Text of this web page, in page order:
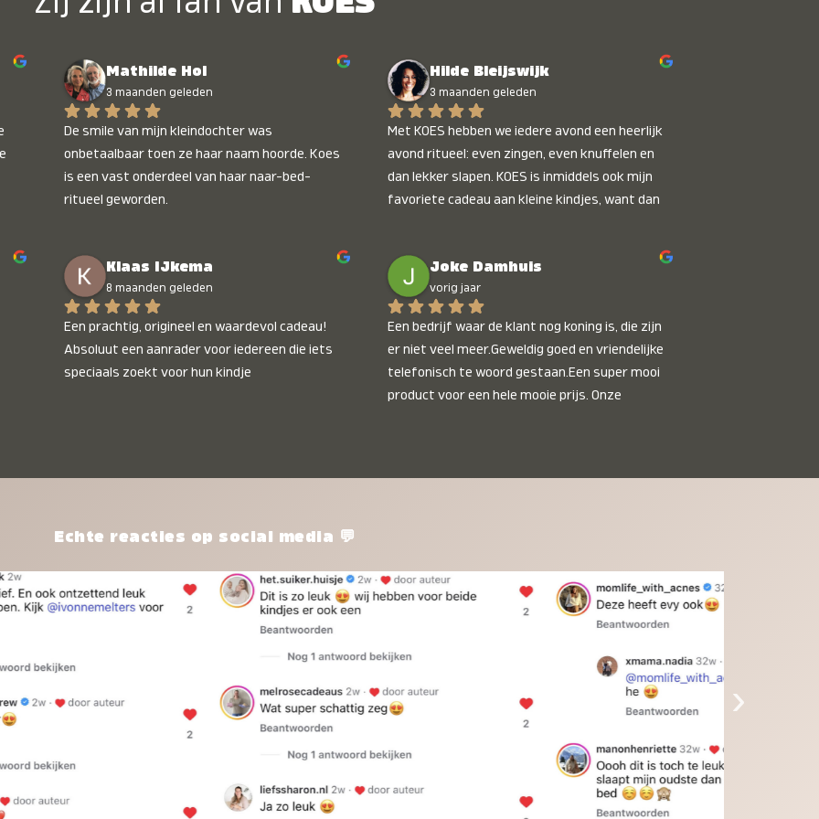
Mathilde Hol
3 maanden geleden
De smile van mijn kleindochter was
onbetaalbaar toen ze haar naam hoorde. Koes
is een vast onderdeel van haar naar-bed-
ritueel geworden.
Hilde Bleijswijk
3 maanden geleden
Met KOES hebben we iedere avond een heerlijk
avond ritueel: even zingen, even knuffelen en
dan lekker slapen. KOES is inmiddels ook mijn
favoriete cadeau aan kleine kindjes, want dan
onbetaalbaar :)
Klaas IJkema
8 maanden geleden
Een prachtig, origineel en waardevol cadeau!
Absoluut een aanrader voor iedereen die iets
speciaals zoekt voor hun kindje
Joke Damhuis
vorig jaar
Een bedrijf waar de klant nog koning is, die zijn
er niet veel meer.Geweldig goed en vriendelijke
telefonisch te woord gestaan.Een super mooi
product voor een hele mooie prijs. Onze
twijfelen gewoon doen, het is het waard.
Echte reacties op social media 💬
›